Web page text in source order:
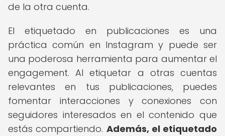
de la otra cuenta.
El etiquetado en publicaciones es una
práctica común en Instagram y puede ser
una poderosa herramienta para aumentar el
engagement. Al etiquetar a otras cuentas
relevantes en tus publicaciones, puedes
fomentar interacciones y conexiones con
seguidores interesados en el contenido que
estás compartiendo. Además, el etiquetado